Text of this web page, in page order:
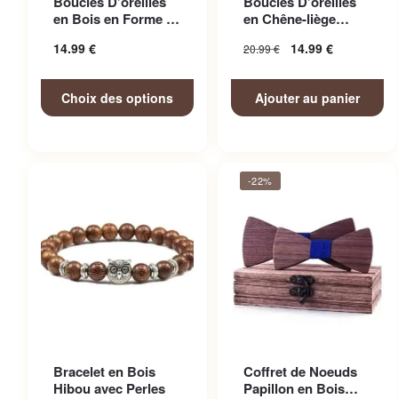
en Bois en Forme de
14.99 €
Choix des options
variations. Les options
page du produit
en Chêne-liège
Rosett...
20.99€ 14.99 €
Ajouter au panier
Bracelet en Bois
Hibou avec Perles
-22%
Coffret de Noeuds
Papillon en Bois